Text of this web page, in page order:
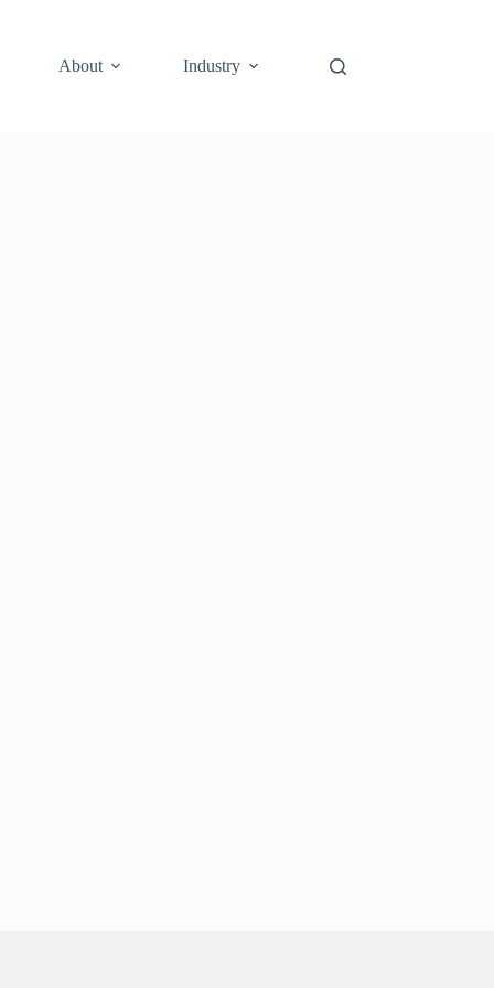
About Industry